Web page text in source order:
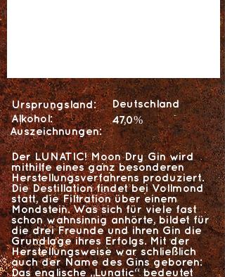
Ursprungsland:
Deutschland
Alkohol:
47,0%
Auszeichnungen:
Der LUNATIC! Moon Dry Gin wird
mithilfe eines ganz besonderen
Herstellungsverfahrens produziert.
Die Destillation findet bei Vollmond
statt, die Filtration über einem
Mondstein. Was sich für viele fast
schon wahnsinnig anhörte, bildet für
die drei Freunde und ihren Gin die
Grundlage ihres Erfolgs. Mit der
Herstellungsweise war schließlich
auch der Name des Gins geboren:
Das englische „Lunatic“ bedeutet